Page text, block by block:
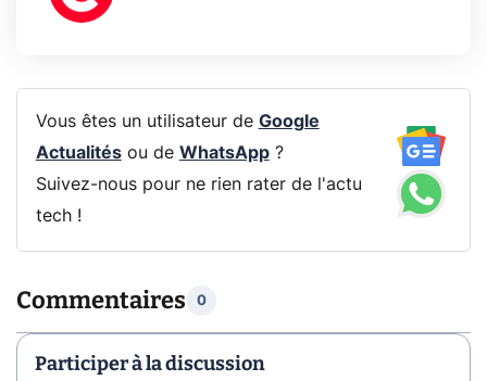
Vous êtes un utilisateur de Google
Actualitésou de WhatsApp?
Suivez-nous pour ne rien rater de l'actu
tech !
Commentaires 0
Participer à la discussion